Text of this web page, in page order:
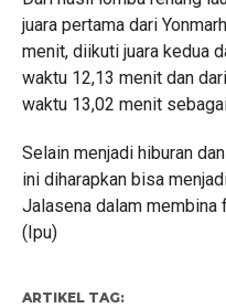
juara pertama dari
menit, diikuti juara kedua
waktu 12,13 menit dan
waktu 13,02 menit
Selain menjadi hiburan
ini diharapkan bisa
Jalasena dalam membina
(Ipu)
ARTIKEL TAG: